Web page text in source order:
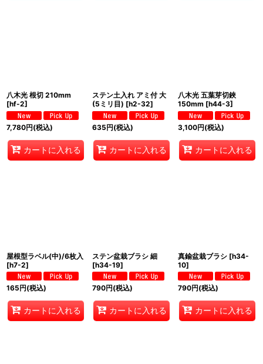
八木光 根切 210mm
[hf-2]
7,780円(税込)
カートに入れる
ステン土入れ アミ付 大
(5ミリ目) [h2-32]
635円(税込)
カートに入れる
八木光 五葉芽切鋏
150mm [h44-3]
3,100円(税込)
カートに入れる
屋根型ラベル(中)/6枚入
[h7-2]
165円(税込)
カートに入れる
ステン盆栽ブラシ 細
[h34-19]
790円(税込)
カートに入れる
真鍮盆栽ブラシ [h34-
10]
790円(税込)
カートに入れる